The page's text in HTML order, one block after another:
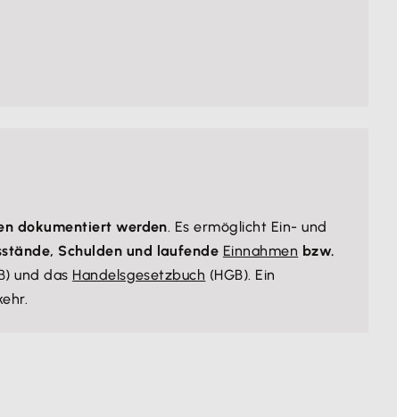
dokumentiert werden. Es ermöglicht Ein- und
Schulden und laufende Einnahmen bzw.
und das Handelsgesetzbuch (HGB). Ein